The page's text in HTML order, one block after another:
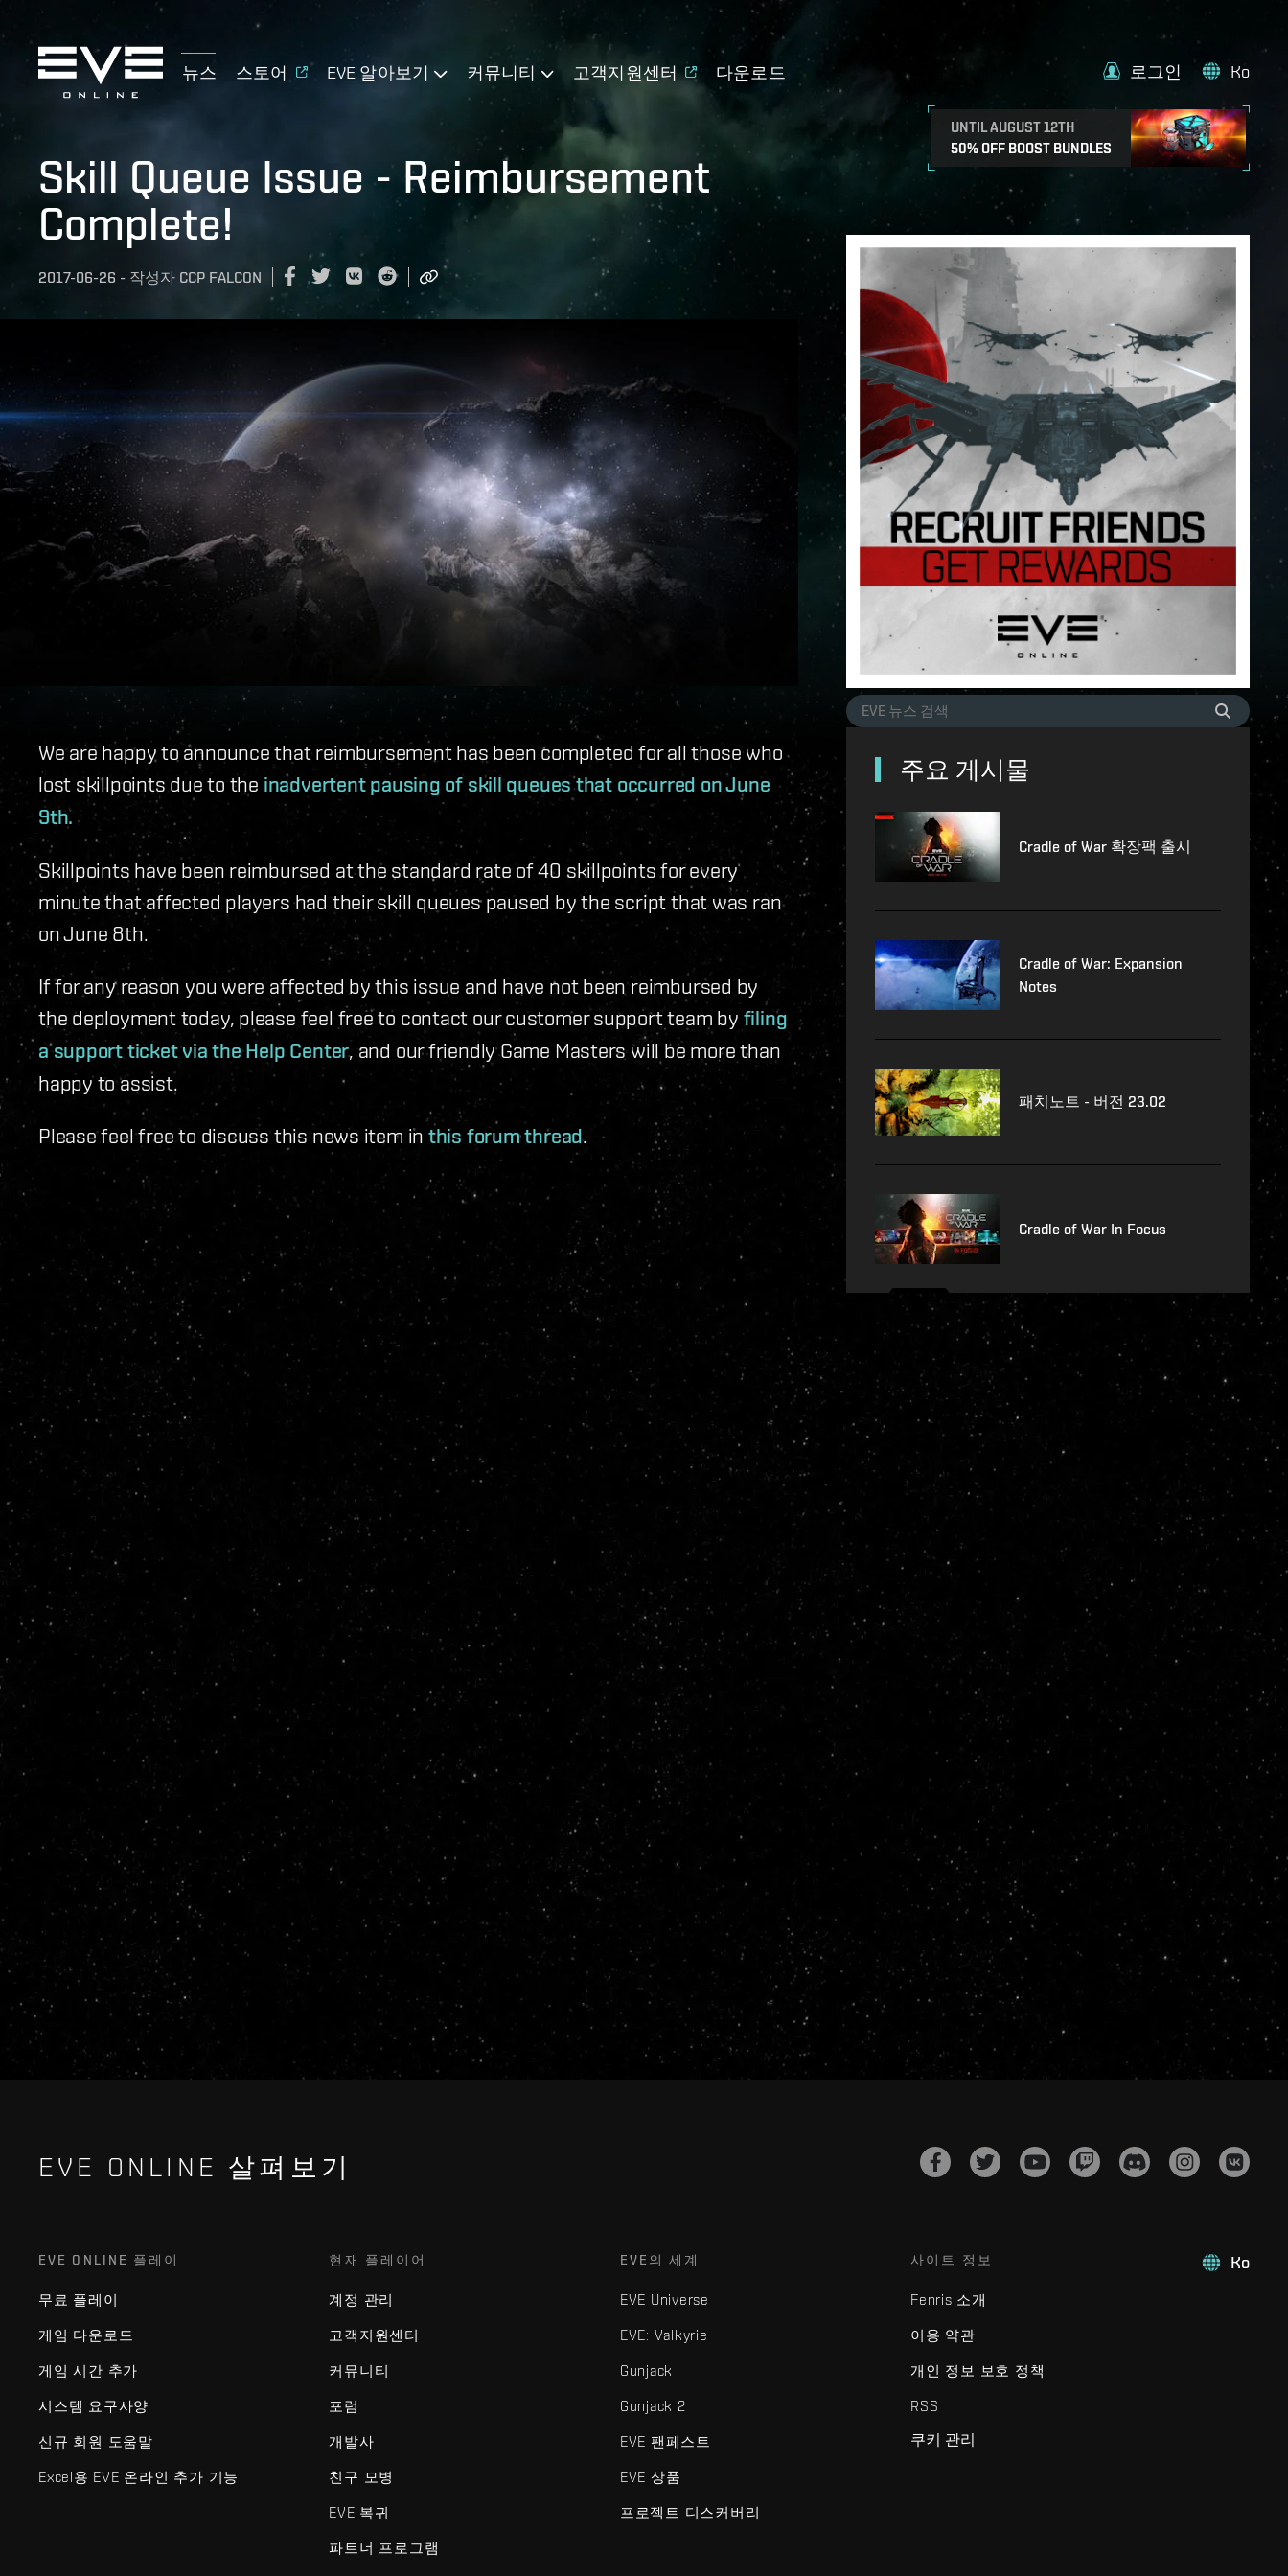
뉴스 스토어 EVE 알아보기 커뮤니티 고객지원센터 다운로드
UNTIL AUGUST 12TH
50% OFF BOOST BUNDLES
로그인 Ko
Skill Queue Issue - Reimbursement
Complete!
2017-06-26 - 작성자 CCP FALCON
We are happy to announce that reimbursement has been completed for all those who
lost skillpoints due to the inadvertent pausing of skill queues that occurred on June
9th.
Skillpoints have been reimbursed at the standard rate of 40 skillpoints for every
minute that affected players had their skill queues paused by the script that was ran
on June 8th.
If for any reason you were affected by this issue and have not been reimbursed by
the deployment today, please feel free to contact our customer support team by filing
a support ticket via the Help Center, and our friendly Game Masters will be more than
happy to assist.
Please feel free to discuss this news item in this forum thread.
주요 게시물
Cradle of War 확장팩 출시
Cradle of War: Expansion
Notes
패치노트 - 버전 23.02
Cradle of War In Focus
EVE ONLINE 살펴보기
Ko
EVE ONLINE 플레이
무료 플레이
게임 다운로드
게임 시간 추가
시스템 요구사양
신규 회원 도움말
Excel용 EVE 온라인 추가 기능
현재 플레이어
계정 관리
고객지원센터
커뮤니티
포럼
개발사
친구 모병
EVE 복귀
파트너 프로그램
EVE의 세계
EVE Universe
EVE: Valkyrie
Gunjack
Gunjack 2
EVE 팬페스트
EVE 상품
프로젝트 디스커버리
사이트 정보
Fenris 소개
이용 약관
개인 정보 보호 정책
RSS
쿠키 관리